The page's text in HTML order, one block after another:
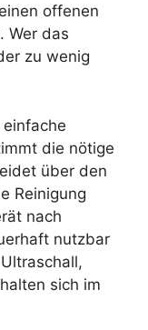
offenen
Wer das
zu wenig
die nötige
über den
Reinigung
nach
nutzbar
sich im